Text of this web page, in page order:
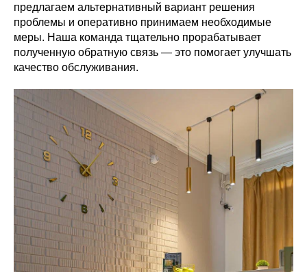
предлагаем альтернативный вариант решения
проблемы и оперативно принимаем необходимые
меры. Наша команда тщательно прорабатывает
полученную обратную связь — это помогает улучшать
качество обслуживания.